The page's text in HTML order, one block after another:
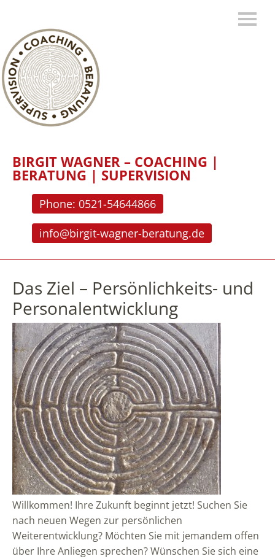
BIRGIT WAGNER – COACHING |
BERATUNG | SUPERVISION
Phone: 0521-54644866
info@birgit-wagner-beratung.de
Das Ziel – Persönlichkeits- und
Personalentwicklung
Willkommen! Ihre Zukunft beginnt jetzt! Suchen Sie
nach neuen Wegen zur persönlichen
Weiterentwicklung? Möchten Sie mit jemandem offen
über Ihre Anliegen sprechen? Wünschen Sie sich eine